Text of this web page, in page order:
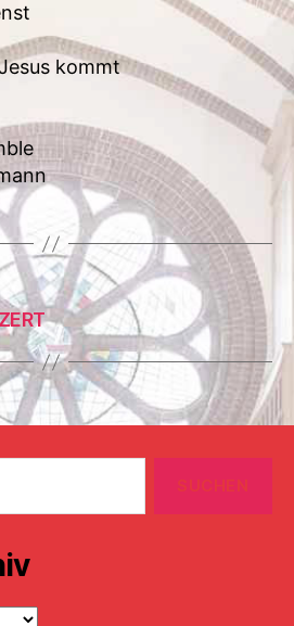
kommt